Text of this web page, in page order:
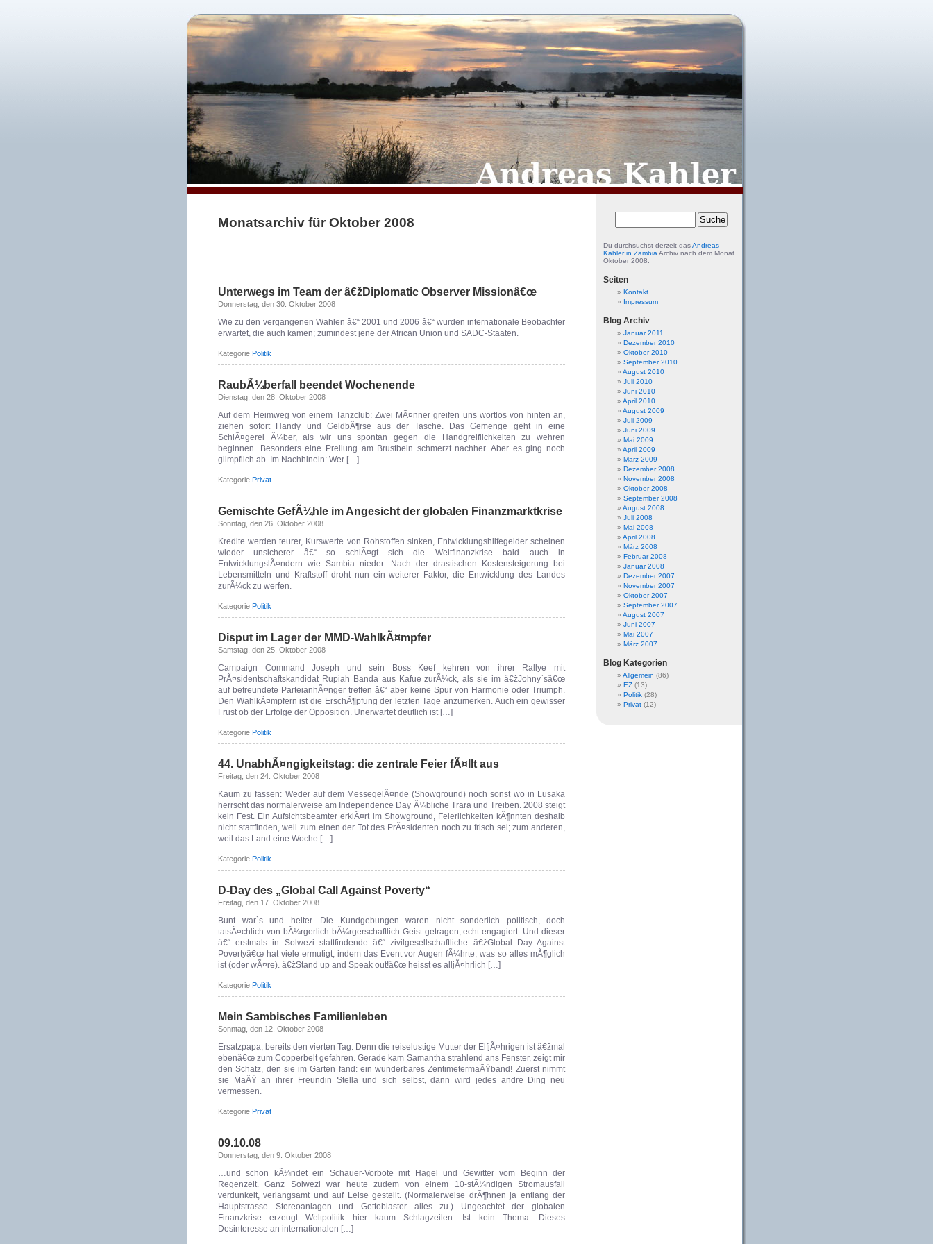
Monatsarchiv für Oktober 2008
Unterwegs im Team der â€žDiplomatic Observer Missionâ€œ
Donnerstag, den 30. Oktober 2008
Wie zu den vergangenen Wahlen â€“ 2001 und 2006 â€“ wurden internationale Beobachter
erwartet, die auch kamen; zumindest jene der African Union und SADC-Staaten.
Kategorie Politik
RaubÃ¼berfall beendet Wochenende
Dienstag, den 28. Oktober 2008
Auf dem Heimweg von einem Tanzclub: Zwei MÃ¤nner greifen uns wortlos von hinten an,
ziehen sofort Handy und GeldbÃ¶rse aus der Tasche. Das Gemenge geht in eine
SchlÃ¤gerei Ã¼ber, als wir uns spontan gegen die Handgreiflichkeiten zu wehren
beginnen. Besonders eine Prellung am Brustbein schmerzt nachher. Aber es ging noch
glimpflich ab. Im Nachhinein: Wer […]
Kategorie Privat
Gemischte GefÃ¼hle im Angesicht der globalen Finanzmarktkrise
Sonntag, den 26. Oktober 2008
Kredite werden teurer, Kurswerte von Rohstoffen sinken, Entwicklungshilfegelder scheinen
wieder unsicherer â€“ so schlÃ¤gt sich die Weltfinanzkrise bald auch in
EntwicklungslÃ¤ndern wie Sambia nieder. Nach der drastischen Kostensteigerung bei
Lebensmitteln und Kraftstoff droht nun ein weiterer Faktor, die Entwicklung des Landes
zurÃ¼ck zu werfen.
Kategorie Politik
Disput im Lager der MMD-WahlkÃ¤mpfer
Samstag, den 25. Oktober 2008
Campaign Command Joseph und sein Boss Keef kehren von ihrer Rallye mit
PrÃ¤sidentschaftskandidat Rupiah Banda aus Kafue zurÃ¼ck, als sie im â€žJohny`sâ€œ
auf befreundete ParteianhÃ¤nger treffen â€“ aber keine Spur von Harmonie oder Triumph.
Den WahlkÃ¤mpfern ist die ErschÃ¶pfung der letzten Tage anzumerken. Auch ein gewisser
Frust ob der Erfolge der Opposition. Unerwartet deutlich ist […]
Kategorie Politik
44. UnabhÃ¤ngigkeitstag: die zentrale Feier fÃ¤llt aus
Freitag, den 24. Oktober 2008
Kaum zu fassen: Weder auf dem MessegelÃ¤nde (Showground) noch sonst wo in Lusaka
herrscht das normalerweise am Independence Day Ã¼bliche Trara und Treiben. 2008 steigt
kein Fest. Ein Aufsichtsbeamter erklÃ¤rt im Showground, Feierlichkeiten kÃ¶nnten deshalb
nicht stattfinden, weil zum einen der Tot des PrÃ¤sidenten noch zu frisch sei; zum anderen,
weil das Land eine Woche […]
Kategorie Politik
D-Day des „Global Call Against Poverty“
Freitag, den 17. Oktober 2008
Bunt war`s und heiter. Die Kundgebungen waren nicht sonderlich politisch, doch
tatsÃ¤chlich von bÃ¼rgerlich-bÃ¼rgerschaftlich Geist getragen, echt engagiert. Und dieser
â€“ erstmals in Solwezi stattfindende â€“ zivilgesellschaftliche â€žGlobal Day Against
Povertyâ€œ hat viele ermutigt, indem das Event vor Augen fÃ¼hrte, was so alles mÃ¶glich
ist (oder wÃ¤re). â€žStand up and Speak out!â€œ heisst es alljÃ¤hrlich […]
Kategorie Politik
Mein Sambisches Familienleben
Sonntag, den 12. Oktober 2008
Ersatzpapa, bereits den vierten Tag. Denn die reiselustige Mutter der ElfjÃ¤hrigen ist â€žmal
ebenâ€œ zum Copperbelt gefahren. Gerade kam Samantha strahlend ans Fenster, zeigt mir
den Schatz, den sie im Garten fand: ein wunderbares ZentimetermaÃŸband! Zuerst nimmt
sie MaÃŸ an ihrer Freundin Stella und sich selbst, dann wird jedes andre Ding neu
vermessen.
Kategorie Privat
09.10.08
Donnerstag, den 9. Oktober 2008
…und schon kÃ¼ndet ein Schauer-Vorbote mit Hagel und Gewitter vom Beginn der
Regenzeit. Ganz Solwezi war heute zudem von einem 10-stÃ¼ndigen Stromausfall
verdunkelt, verlangsamt und auf Leise gestellt. (Normalerweise drÃ¶hnen ja entlang der
Hauptstrasse Stereoanlagen und Gettoblaster alles zu.) Ungeachtet der globalen
Finanzkrise erzeugt Weltpolitik hier kaum Schlagzeilen. Ist kein Thema. Dieses
Desinteresse an internationalen […]
Du durchsuchst derzeit dasAndreas
Kahler in Zambia Archiv nach dem Monat
Oktober 2008.
Seiten
Kontakt
Impressum
Blog Archiv
Januar 2011
Dezember 2010
Oktober 2010
September 2010
August 2010
Juli 2010
Juni 2010
April 2010
August 2009
Juli 2009
Juni 2009
Mai 2009
April 2009
März 2009
Dezember 2008
November 2008
Oktober 2008
September 2008
August 2008
Juli 2008
Mai 2008
April 2008
März 2008
Februar 2008
Januar 2008
Dezember 2007
November 2007
Oktober 2007
September 2007
August 2007
Juni 2007
Mai 2007
März 2007
Blog Kategorien
Allgemein (86)
EZ (13)
Politik (28)
Privat (12)